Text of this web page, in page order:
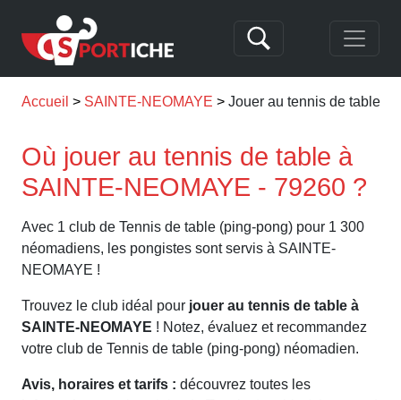
Accueil SAINTE-NEOMAYE Jouer au tennis de table à
Où jouer au tennis de table à
SAINTE-NEOMAYE - 79260 ?
Avec 1 club de Tennis de table (ping-pong) pour 1 300
néomadiens, les pongistes sont servis à SAINTE-
NEOMAYE !
Trouvez le club idéal pour jouer au tennis de table à
SAINTE-NEOMAYE ! Notez, évaluez et recommandez
votre club de Tennis de table (ping-pong) néomadien.
Avis, horaires et tarifs : découvrez toutes les